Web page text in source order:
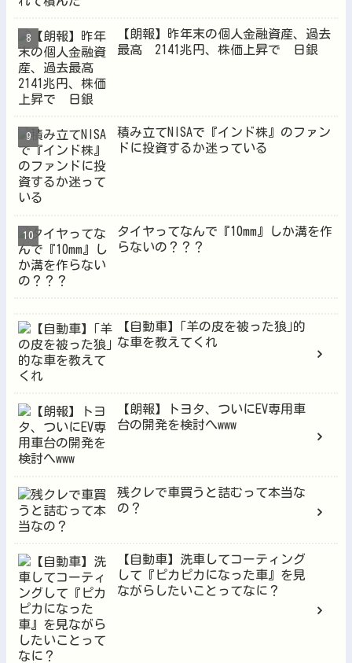
【朗報】昨年末の個人金融資産、過去
最高 2141兆円、株価上昇で 日銀
積み立てNISAで『インド株』のファン
ドに投資するか迷っている
タイヤってなんで『10mm』しか溝を作
らないの？？？
【自動車】｢羊の皮を被った狼｣的
な車を教えてくれ
【朗報】トヨタ、ついにEV専用車
台の開発を検討へwww
残クレで車買うと詰むって本当な
の？
【自動車】洗車してコーティング
して『ピカピカになった車』を見
ながらしたいことってなに？